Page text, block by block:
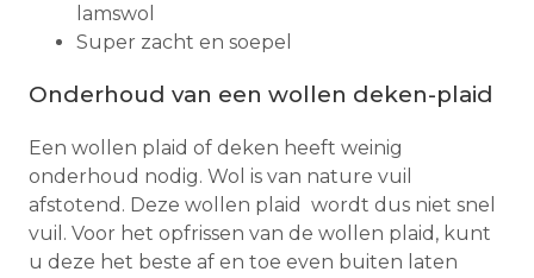
lamswol
Super zacht en soepel
Onderhoud van een wollen deken-plaid
Een wollen plaid of deken heeft weinig
onderhoud nodig. Wol is van nature vuil
afstotend. Deze wollen plaid wordt dus niet snel
vuil. Voor het opfrissen van de wollen plaid, kunt
u deze het beste af en toe even buiten laten